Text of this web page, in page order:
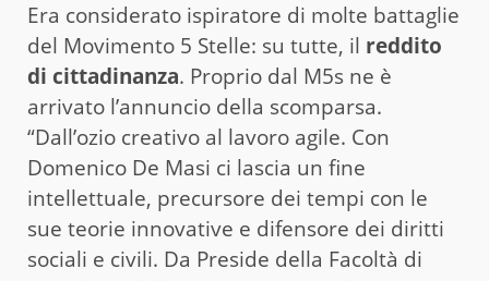
Era considerato ispiratore di molte battaglie
del Movimento 5 Stelle: su tutte, il reddito
di cittadinanza. Proprio dal M5s ne è
arrivato l’annuncio della scomparsa.
“Dall’ozio creativo al lavoro agile. Con
Domenico De Masi ci lascia un fine
intellettuale, precursore dei tempi con le
sue teorie innovative e difensore dei diritti
sociali e civili. Da Preside della Facoltà di